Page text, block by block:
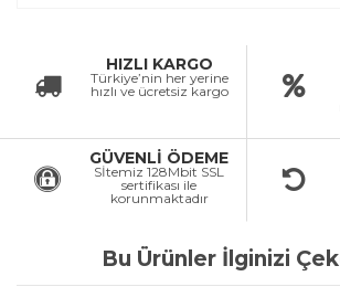
HIZLI KARGO
Türkiye’nin her yerine
hızlı ve ücretsiz kargo
GÜVENLİ ÖDEME
Sİtemiz 128Mbit SSL
sertifikası ile
korunmaktadır
Bu Ürünler İlginizi